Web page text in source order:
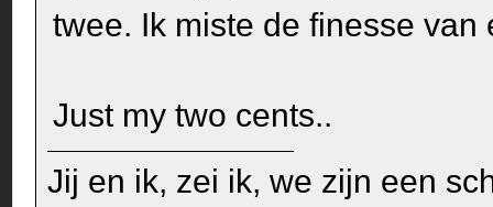
twee. Ik miste de finesse van
Just my two cents..
Jij en ik, zei ik, we zijn een